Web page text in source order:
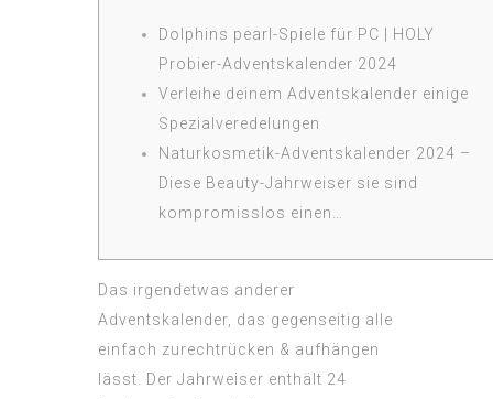
Dolphins pearl-Spiele für PC | HOLY
Probier-Adventskalender 2024
Verleihe deinem Adventskalender einige
Spezialveredelungen
Naturkosmetik-Adventskalender 2024 –
Diese Beauty-Jahrweiser sie sind
kompromisslos einen…
Das irgendetwas anderer
Adventskalender, das gegenseitig alle
einfach zurechtrücken & aufhängen
lässt. Der Jahrweiser enthält 24